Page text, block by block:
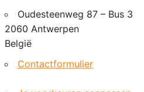
Oudesteenweg 87 – Bus 3
2060 Antwerpen
België
Contactformulier